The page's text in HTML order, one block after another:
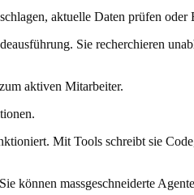
aktuelle Daten prüfen oder
Sie recherchieren
aktiven Mitarbeiter.
Mit Tools schreibt sie
können massgeschneiderte